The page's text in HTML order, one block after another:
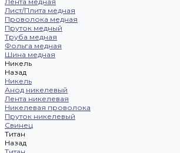
Лист/Плита медная
Проволока медная
Пруток медный
Труба медная
Фольга медная
Шина медная
Никель
Назад
Никель
Анод никелевый
Лента никелевая
Никелевая проволока
Пруток никелевый
Свинец
Титан
Назад